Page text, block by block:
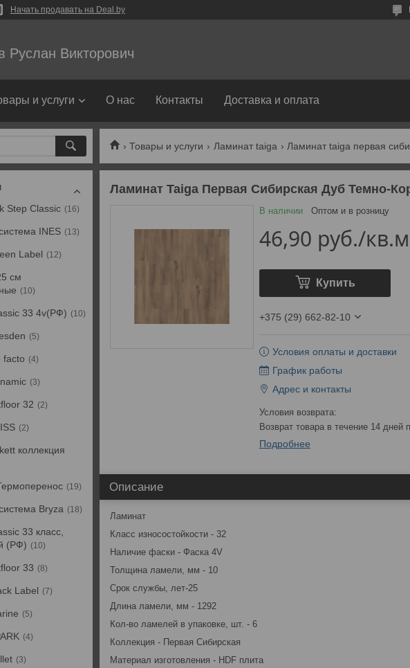
Начать продавать на Deal.by
Викторович
и услуги О нас Контакты Доставка и оплата
Товары и услуги Ламинат taiga Ламинат taiga первая
Ламинат Taiga Первая Сибирская Дуб Темно-
В наличии Оптом и в розницу
46,90 руб./кв.м
Купить
+375 (29) 662-82-10
Условия оплаты и доставки
График работы
Адрес и контакты
возврат товара в течение 14 дней
Подробнее
Описание
Ламинат
Класс износостойкости - 32
Наличие фаски - Фаска 4V
Толщина ламели, мм - 10
Cрок службы, лет-25
Длина ламели, мм - 1292
Кол-во ламелей в упаковке, шт. - 6
Коллекция - Первая Сибирская
Материал изготовления - HDF плита
Step Classic 16
INES 13
Label 12
см
10
33 4v(РФ) 10
5
facto 4
3
32 2
2
коллекция
19
Bryza 18
33 класс,
(РФ)
10
33 8
Label 7
5
4
3